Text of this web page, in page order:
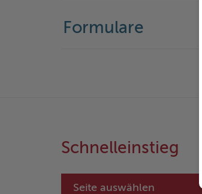
Formulare
Schnelleinstieg
Seite auswählen